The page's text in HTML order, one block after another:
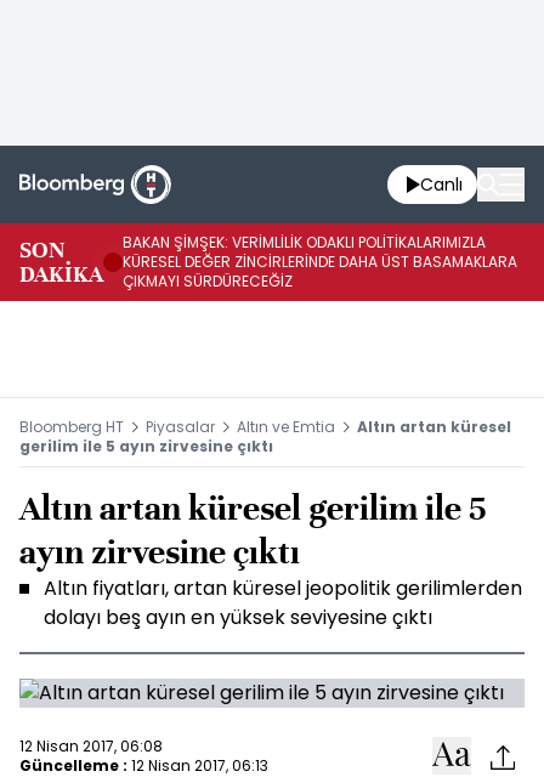
Canlı
SON
DAKİKA
BAKAN ŞİMŞEK: VERİMLİLİK ODAKLI POLİTİKALARIMIZLA
KÜRESEL DEĞER ZİNCİRLERİNDE DAHA ÜST BASAMAKLARA
ÇIKMAYI SÜRDÜRECEĞİZ
Bloomberg HT Piyasalar Altın ve Emtia
Altın artan küresel
gerilim ile 5 ayın zirvesine çıktı
Altın artan küresel gerilim ile 5
ayın zirvesine çıktı
Altın fiyatları, artan küresel jeopolitik gerilimlerden
dolayı beş ayın en yüksek seviyesine çıktı
12 Nisan 2017, 06:08
Güncelleme : 12 Nisan 2017, 06:13